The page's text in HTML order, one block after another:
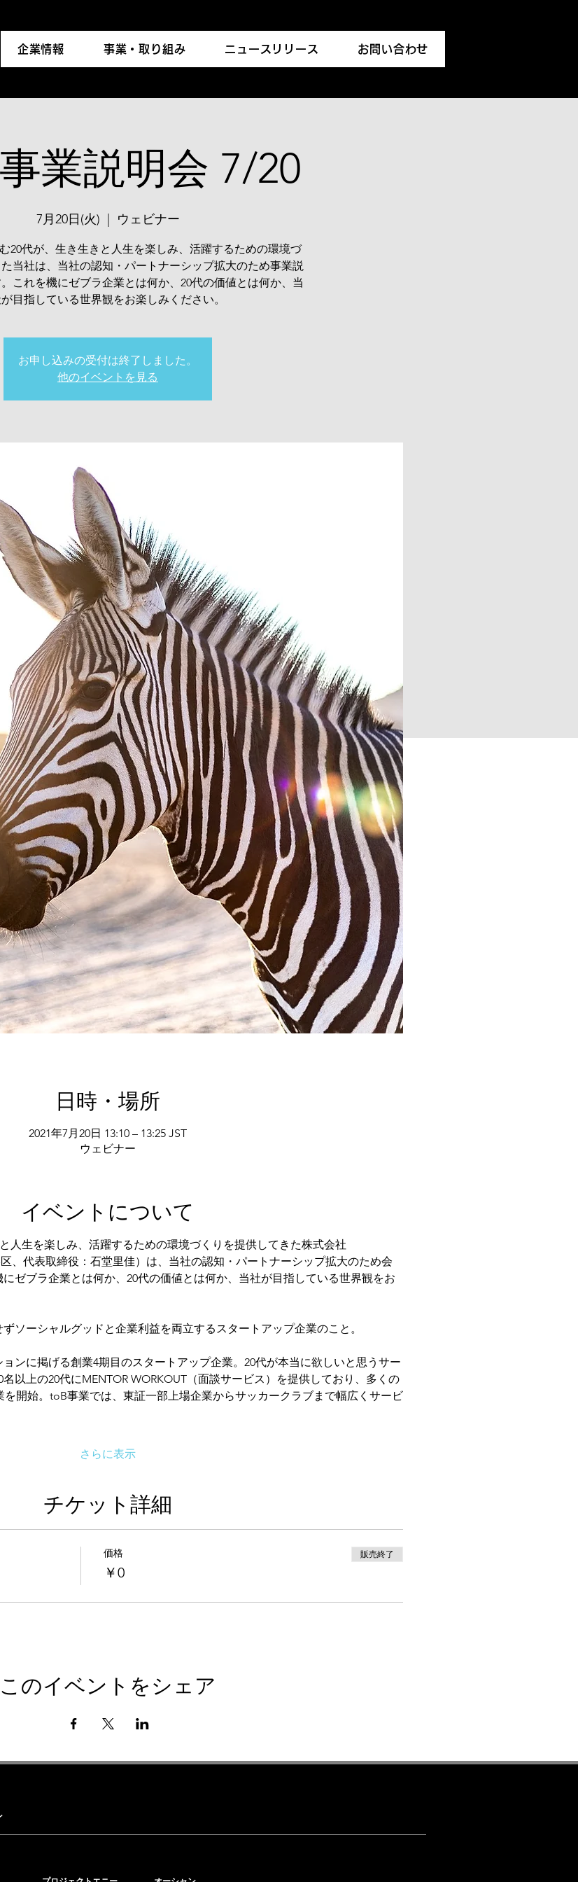
企業情報 事業・取り組み ニュースリリース お問い合わせ
業説明会 7/20
7月20日(火) ウェビナー
20代が、生き生きと人生を楽しみ、活躍するための環境づ
当社は、当社の認知・パートナーシップ拡大のため事業説
これを機にゼブラ企業とは何か、20代の価値とは何か、当
目指している世界観をお楽しみください。
お申し込みの受付は終了しました。
他のイベントを見る
日時・場所
2021年7月20日 13:10 – 13:25 JST
ウェビナー
イベントについて
人生を楽しみ、活躍するための環境づくりを提供してきた株式会社
、代表取締役：石堂里佳）は、当社の認知・パートナーシップ拡大のため会
ゼブラ企業とは何か、20代の価値とは何か、当社が目指している世界観をお
ソーシャルグッドと企業利益を両立するスタートアップ企業のこと。
ョンに掲げる創業4期目のスタートアップ企業。20代が本当に欲しいと思うサー
以上の20代にMENTOR WORKOUT（面談サービス）を提供しており、多くの
開始。toB事業では、東証一部上場企業からサッカークラブまで幅広くサービ
さらに表示
チケット詳細
価格
￥0
販売終了
このイベントをシェア